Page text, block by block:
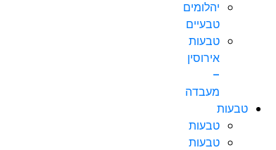
יהלומים
טבעיים
טבעות
אירוסין
–
מעבדה
טבעות
טבעות
טבעות